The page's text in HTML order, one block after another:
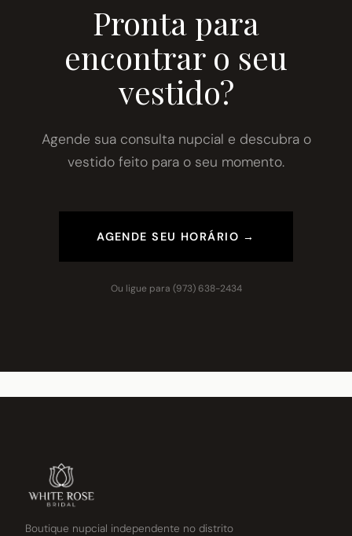
Pronta para
encontrar o seu
vestido?
Agende sua consulta nupcial e descubra o
vestido feito para o seu momento.
AGENDE SEU HORÁRIO →
Ou ligue para (973) 638-2434
Boutique nupcial independente no distrito